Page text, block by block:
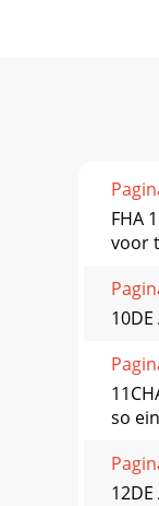
FHA
voor
so